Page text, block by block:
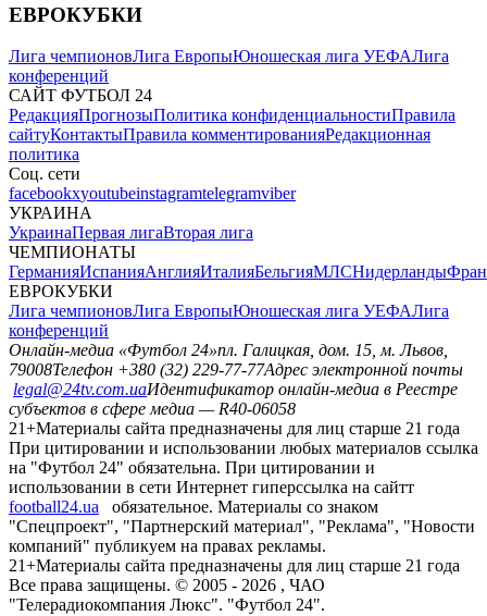
ЕВРОКУБКИ
Лига чемпионовЛига ЕвропыЮношеская лига УЕФАЛига
конференций
САЙТ ФУТБОЛ 24
РедакцияПрогнозыПолитика конфиденциальностиПравила
сайтуКонтактыПравила комментированияРедакционная
политика
Соц. сети
facebookxyoutubeinstagramtelegramviber
УКРАИНА
УкраинаПервая лигаВторая лига
ЧЕМПИОНАТЫ
ГерманияИспанияАнглияИталияБельгияМЛСНидерланды
ЕВРОКУБКИ
Лига чемпионовЛига ЕвропыЮношеская лига УЕФАЛига
конференций
Онлайн-медиа «Футбол 24»пл. Галицкая, дом. 15, м. Львов,
79008Телефон +380 (32) 229-77-77Адрес электронной почты
legal@24tv.com.uaИдентификатор онлайн-медиа в Реестре
субъектов в сфере медиа — R40-06058
21+Материалы сайта предназначены для лиц старше 21 года
При цитировании и использовании любых материалов ссылка
на "Футбол 24" обязательна. При цитировании и
использовании в сети Интернет гиперссылка на сайтт
football24.ua
обязательное. Материалы со знаком
"Спецпроект", "Партнерский материал", "Реклама", "Новости
компаний" публикуем на правах рекламы.
21+Материалы сайта предназначены для лиц старше 21 года
Все права защищены. © 2005 - 2026 , ЧАО
"Телерадиокомпания Люкс". "Футбол 24".